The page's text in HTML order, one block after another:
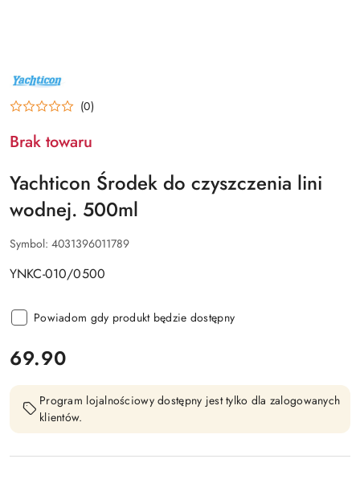
NAZWA
PRODUCENTA:
YACHTICON (0)
Brak towaru
Yachticon Środek do czyszczenia lini
wodnej. 500ml
Symbol: 4031396011789
YNKC-010/0500
Powiadom gdy produkt będzie dostępny
cena:
69.90
Program lojalnościowy dostępny jest tylko dla zalogowanych
klientów.